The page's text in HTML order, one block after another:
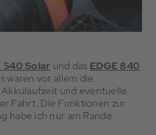
540 Solar und das EDGE 840
waren vor allem die
und eventuelle
Fahrt. Die Funktionen zur
habe ich nur am Rande